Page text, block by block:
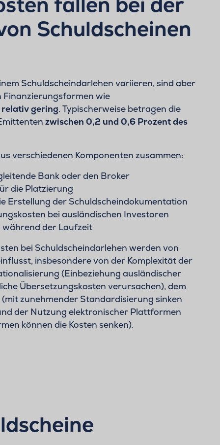
Schuldscheinen
Schuldscheindarlehen variieren, sind aber
Finanzierungsformen wie
relativ gering. Typischerweise betragen die
zwischen 0,2 und 0,6 Prozent des
verschiedenen Komponenten zusammen:
Bank oder den Broker
die Platzierung
Erstellung der Schuldscheindokumentation
bei ausländischen Investoren
der Laufzeit
bei Schuldscheindarlehen werden von
insbesondere von der Komplexität der
(Einbeziehung ausländischer
Übersetzungskosten verursachen), dem
zunehmender Standardisierung sinken
der Nutzung elektronischer Plattformen
können die Kosten senken).